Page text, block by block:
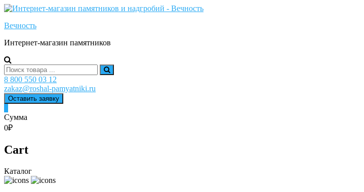
Skip
content
Вечность
Интернет-магазин памятников
Search
for:
8 800 550 03 12
zakaz@roshal-pamyatniki.ru
Оставить заявку
Сумма
0₽
Cart
Каталог